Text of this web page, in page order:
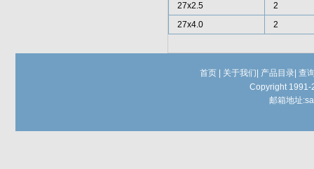
27x2.5
2
27x4.0
2
首页 关于我们 产品目录| 查
Copyright 1991-
邮箱地址: